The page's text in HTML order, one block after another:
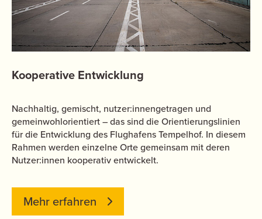
Kooperative Entwicklung
Nachhaltig, gemischt, nutzer:innengetragen und
gemeinwohlorientiert – das sind die Orientierungslinien
für die Entwicklung des Flughafens Tempelhof. In diesem
Rahmen werden einzelne Orte gemeinsam mit deren
Nutzer:innen kooperativ entwickelt.
Mehr erfahren